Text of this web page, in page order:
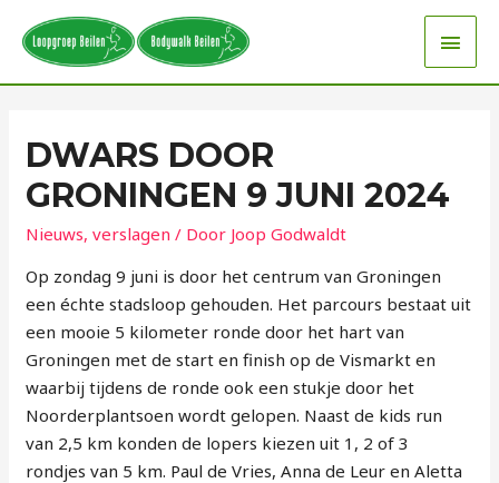
DWARS DOOR
GRONINGEN 9 JUNI 2024
Nieuws,verslagen / Door Joop Godwaldt
Op zondag 9 juni is door het centrum van Groningen
een échte stadsloop gehouden. Het parcours bestaat uit
een mooie 5 kilometer ronde door het hart van
Groningen met de start en finish op de Vismarkt en
waarbij tijdens de ronde ook een stukje door het
Noorderplantsoen wordt gelopen. Naast de kids run
van 2,5 km konden de lopers kiezen uit 1, 2 of 3
rondjes van 5 km. Paul de Vries, Anna de Leur en Aletta